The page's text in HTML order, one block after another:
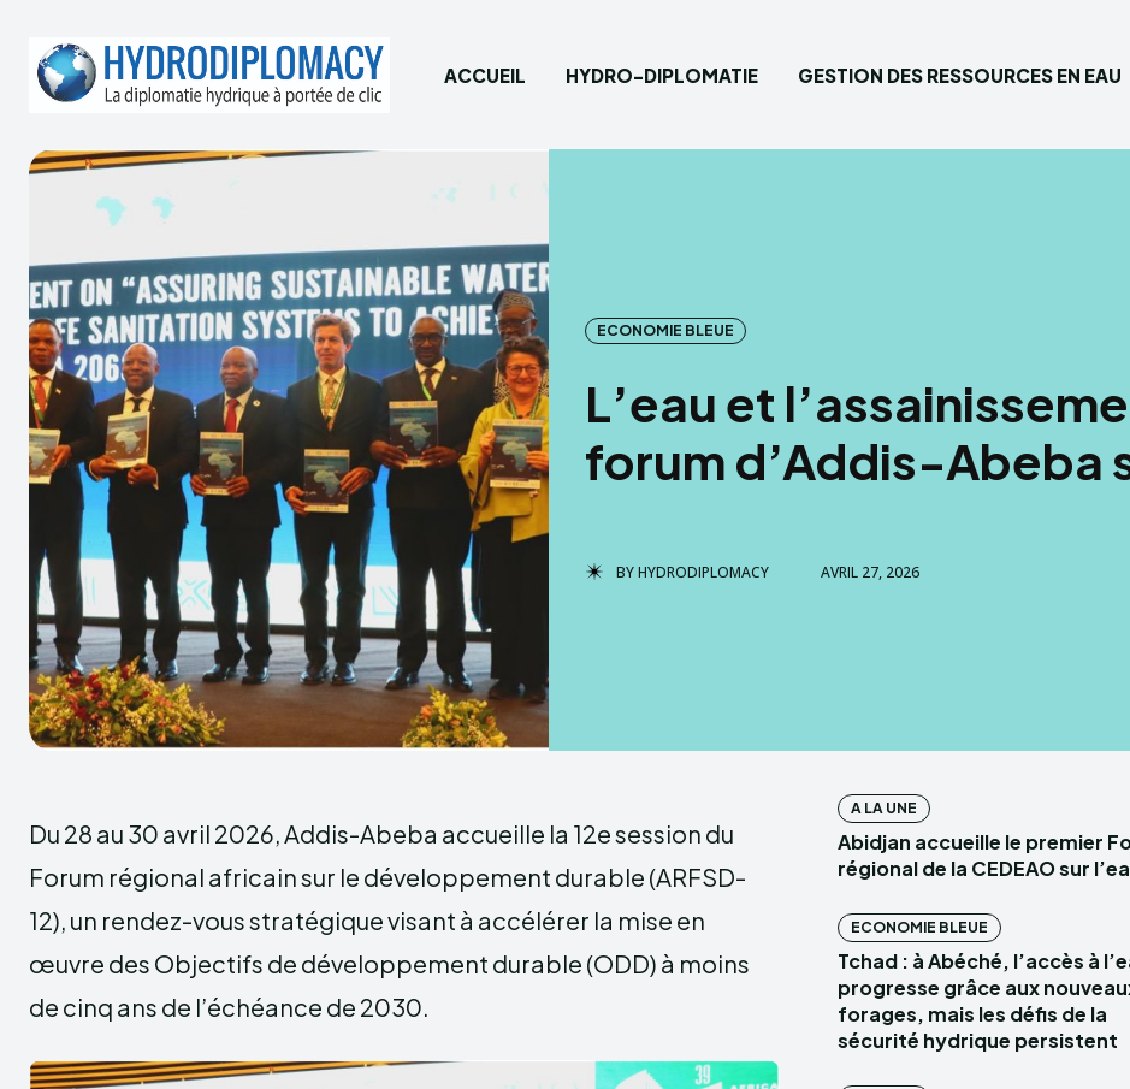
Eau
ACCUEIL HYDRO-DIPLOMATIE GESTION DES RESSOURCES EN EAU
ECONOMIE BLEUE
L’eau et
forum d’Addis-Abeba
BYHYDRODIPLOMACY AVRIL 27, 2026
Du 28 au 30 avril 2026, Addis-Abeba accueille la 12e session du
Forum régional africain sur le développement durable (ARFSD-
12), un rendez-vous stratégique visant à accélérer la mise en
œuvre des Objectifs de développement durable (ODD) à moins
de cinq ans de l’échéance de 2030.
A LA UNE
Abidjan accueille le premier
régional de la CEDEAO sur
ECONOMIE BLEUE
Tchad : à Abéché, l’accès à
progresse grâce aux
forages, mais les défis de la
sécurité hydrique persistent